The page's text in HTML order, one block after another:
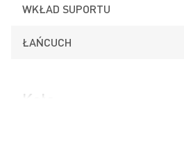
WKŁAD SUPORTU
ŁAŃCUCH
Koła